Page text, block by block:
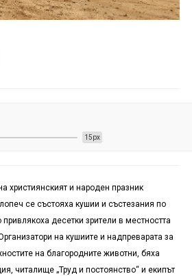
15px
християнският и народен празник
се състояха кушии и състезания по
десетки зрители в местността
на кушиите и надпреварата за
на благородните животни, бяха
читалище „Труд и постоянство“ и екипът